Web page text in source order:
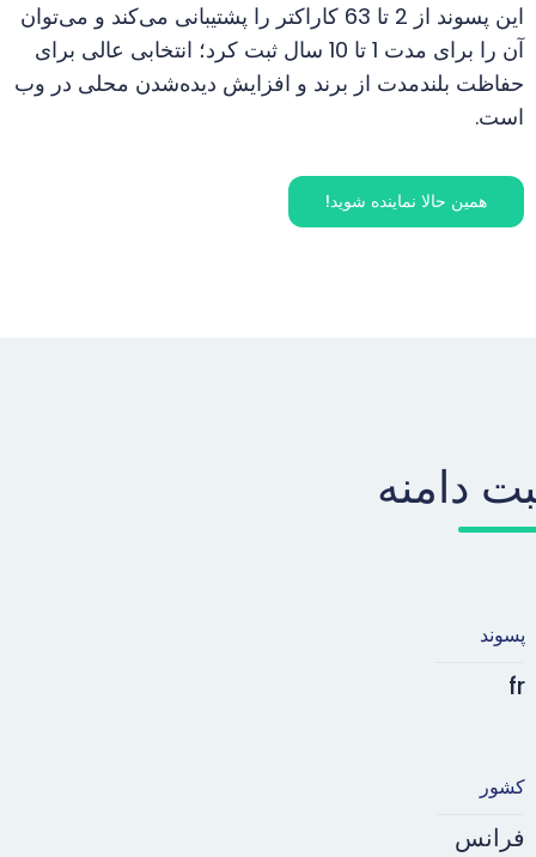
این پسوند از 2 تا 63 کاراکتر را پشتیبانی می‌کند و می‌توان
آن را برای مدت 1 تا 10 سال ثبت کرد؛ انتخابی عالی برای
حفاظت بلندمدت از برند و افزایش دیده‌شدن محلی در وب
است.
همین حالا نماینده شوید!
دامنه
پسوند
fr
کشور
فرانس